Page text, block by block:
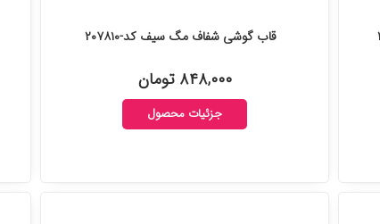
قاب گوشی شفاف مگ سیف کد-۲۰۷۸۱۰
۸۴۸,۰۰۰ تومان
جزئیات محصول